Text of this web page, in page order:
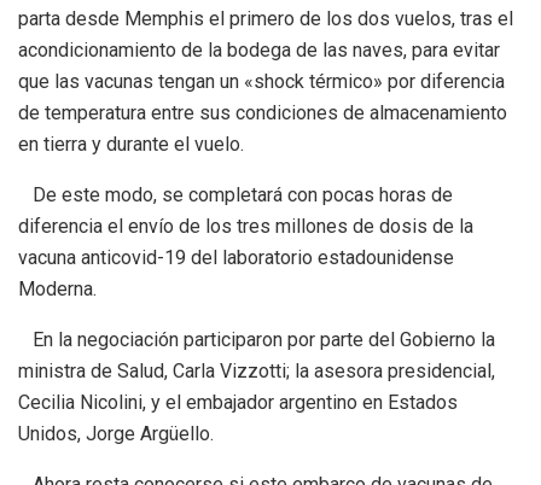
parta desde Memphis el primero de los dos vuelos, tras el
acondicionamiento de la bodega de las naves, para evitar
que las vacunas tengan un «shock térmico» por diferencia
de temperatura entre sus condiciones de almacenamiento
en tierra y durante el vuelo.
De este modo, se completará con pocas horas de
diferencia el envío de los tres millones de dosis de la
vacuna anticovid-19 del laboratorio estadounidense
Moderna.
En la negociación participaron por parte del Gobierno la
ministra de Salud, Carla Vizzotti; la asesora presidencial,
Cecilia Nicolini, y el embajador argentino en Estados
Unidos, Jorge Argüello.